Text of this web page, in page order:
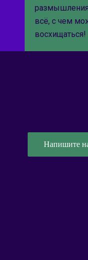
всё, с чем
восхищаться!
Напишите